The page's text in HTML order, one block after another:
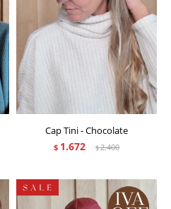
Cap Tini - Chocolate
$ 1.672 $2.400